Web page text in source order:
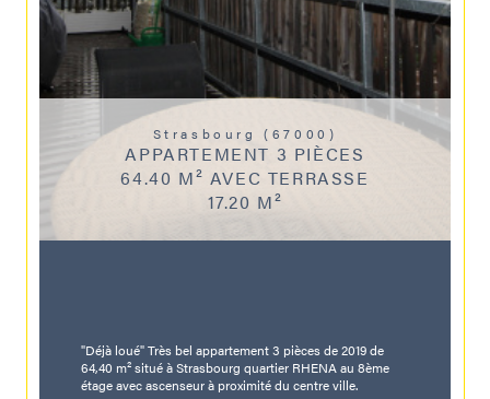
Strasbourg (67000)
APPARTEMENT 3 PIÈCES
64.40 M² AVEC TERRASSE
17.20 M²
"Déjà loué" Très bel appartement 3 pièces de 2019 de
64,40 m² situé à Strasbourg quartier RHENA au 8ème
étage avec ascenseur à proximité du centre ville.